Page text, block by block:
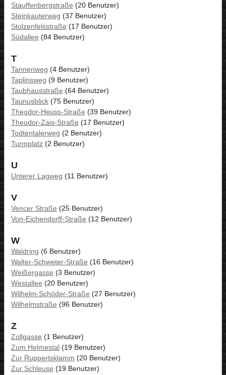
Stauffenbergstraße (20 Benutzer)
Steinkauterweg (37 Benutzer)
Stolzenfelsstraße (17 Benutzer)
Südallee (84 Benutzer)
T
Tannenweg (4 Benutzer)
Taplinsweg (9 Benutzer)
Taubhausstraße (64 Benutzer)
Taunusblick(75 Benutzer)
Theodor-Heuss-Straße (39 Benutzer)
Theodor-Zais-Straße (17 Benutzer)
Todtentalerweg (2 Benutzer)
Turmplatz(2 Benutzer)
U
Unterer Lagweg (11 Benutzer)
V
Vencer Straße (25 Benutzer)
Von-Eichendorff-Straße (12 Benutzer)
W
Waldring (6 Benutzer)
Walter-Schweter-Straße (16 Benutzer)
Weißergasse (3 Benutzer)
Westallee (20 Benutzer)
Wilhelm-Schöder-Straße (27 Benutzer)
Wilhelmstraße (96 Benutzer)
Z
Zollgasse (1 Benutzer)
Zum Helmestal(19 Benutzer)
Zur Ruppertsklamm (20 Benutzer)
Zur Schleuse (19 Benutzer)